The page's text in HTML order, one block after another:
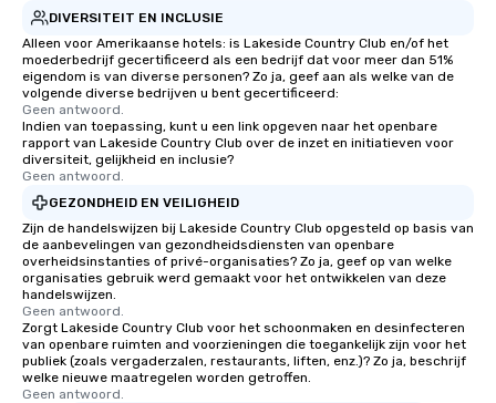
DIVERSITEIT EN INCLUSIE
Alleen voor Amerikaanse hotels: is Lakeside Country Club en/of het
moederbedrijf gecertificeerd als een bedrijf dat voor meer dan 51%
eigendom is van diverse personen? Zo ja, geef aan als welke van de
volgende diverse bedrijven u bent gecertificeerd:
Geen antwoord.
Indien van toepassing, kunt u een link opgeven naar het openbare
rapport van Lakeside Country Club over de inzet en initiatieven voor
diversiteit, gelijkheid en inclusie?
Geen antwoord.
GEZONDHEID EN VEILIGHEID
Zijn de handelswijzen bij Lakeside Country Club opgesteld op basis van
de aanbevelingen van gezondheidsdiensten van openbare
overheidsinstanties of privé-organisaties? Zo ja, geef op van welke
organisaties gebruik werd gemaakt voor het ontwikkelen van deze
handelswijzen.
Geen antwoord.
Zorgt Lakeside Country Club voor het schoonmaken en desinfecteren
van openbare ruimten and voorzieningen die toegankelijk zijn voor het
publiek (zoals vergaderzalen, restaurants, liften, enz.)? Zo ja, beschrijf
welke nieuwe maatregelen worden getroffen.
Geen antwoord.